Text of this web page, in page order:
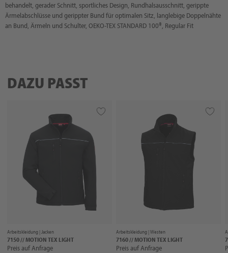
behandelt, gerader Schnitt, sportliches Design, Rundhalsausschnitt, gerippte
Ärmelabschlüsse und gerippter Bund für optimalen Sitz, langlebige Doppelnähte
an Bund, Ärmeln und Schulter, OEKO-TEX STANDARD 100®, Regular Fit
DAZU PASST
Arbeitskleidung |Jacken
7150 // MOTION TEX LIGHT
Preis auf Anfrage
Arbeitskleidung |Westen
7160 // MOTION TEX LIGHT
Preis auf Anfrage